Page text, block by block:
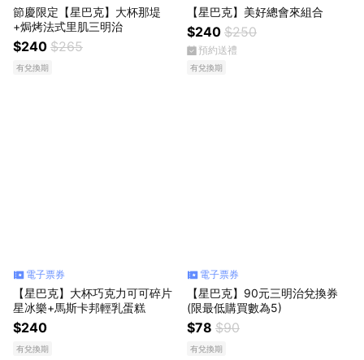
節慶限定【星巴克】大杯那堤
+焗烤法式里肌三明治
$240 $265
有兌換期
【星巴克】美好總會來組合
$240 $250
預約送禮
有兌換期
電子票券
【星巴克】大杯巧克力可可碎片
星冰樂+馬斯卡邦輕乳蛋糕
$240
有兌換期
電子票券
【星巴克】90元三明治兌換券
(限最低購買數為5)
$78 $90
有兌換期